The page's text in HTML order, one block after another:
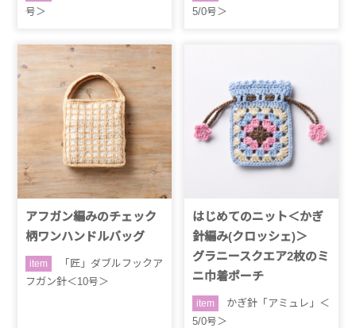
号＞
5/0号＞
アフガン編みのチェック
柄ワンハンドルバッグ
item
「匠」ダブルフックア
フガン針＜10号＞
はじめてのニット＜かぎ
針編み(クロッシェ)＞
グラニースクエア2枚のミ
ニ巾着ポーチ
item
かぎ針「アミュレ」＜
5/0号＞